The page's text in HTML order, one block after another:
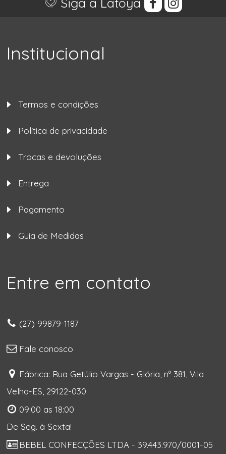
Institucional
Termos e condições
Política de privacidade
Trocas e devoluções
Entrega
Pagamento
Guia de Medidas
Entre em contato
(27) 99879-1187
Fale conosco
Fábrica: Rua Getúlio Vargas - Glória, nº 381, Vila
Velha-ES, 29122-030
09:00 as 18:00
De Seg. à Sexta!
BEBEL CONFECÇÕES LTDA - 39.443.970/0001-05